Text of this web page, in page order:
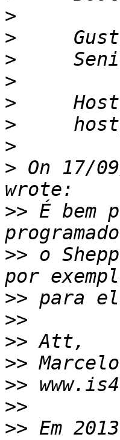
>
>
>
>
>
>
>
> On 17/
>> É bem
>> o
>>
>>
>>
>>
>>
>>
>> Em